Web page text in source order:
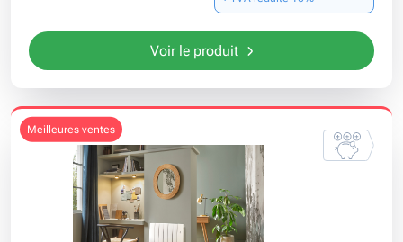
Voir le produit
meilleures ventes